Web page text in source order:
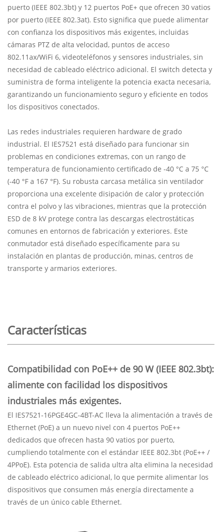
puerto (IEEE 802.3bt) y 12 puertos PoE+ que ofrecen 30 vatios
por puerto (IEEE 802.3at). Esto significa que puede alimentar
con confianza los dispositivos más exigentes, incluidas
cámaras PTZ de alta velocidad, puntos de acceso
802.11ax/WiFi 6, videoteléfonos y sensores industriales, sin
necesidad de cableado eléctrico adicional. El switch detecta y
suministra de forma inteligente la potencia exacta necesaria,
garantizando un funcionamiento seguro y eficiente en todos
los dispositivos conectados.
Las redes industriales requieren hardware de grado
industrial. El IES7521 está diseñado para funcionar sin
problemas en condiciones extremas, con un rango de
temperatura de funcionamiento certificado de -40 °C a 75 °C
(-40 °F a 167 °F). Su robusta carcasa metálica sin ventilador
proporciona una excelente disipación de calor y protección
contra el polvo y las vibraciones, mientras que la protección
ESD de 8 kV protege contra las descargas electrostáticas
comunes en entornos de fabricación y exteriores. Este
conmutador está diseñado específicamente para su
instalación en plantas de producción, minas, centros de
transporte y armarios exteriores.
Características
Compatibilidad con PoE++ de 90 W (IEEE 802.3bt):
alimente con facilidad los dispositivos
industriales más exigentes.
El IES7521-16PGE4GC-4BT-AC lleva la alimentación a través de
Ethernet (PoE) a un nuevo nivel con 4 puertos PoE++
dedicados que ofrecen hasta 90 vatios por puerto,
cumpliendo totalmente con el estándar IEEE 802.3bt (PoE++ /
4PPoE). Esta potencia de salida ultra alta elimina la necesidad
de cableado eléctrico adicional, lo que permite alimentar los
dispositivos que consumen más energía directamente a
través de un único cable Ethernet.